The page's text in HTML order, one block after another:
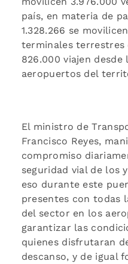
país, en materia de
1.328.266 se
terminales terrestres
826.000 viajen desde
aeropuertos del
El ministro de
Francisco Reyes,
compromiso
seguridad vial de los
eso durante este
presentes con todas
del sector en los
garantizar las
quienes disfrutaran
descanso, y de igual